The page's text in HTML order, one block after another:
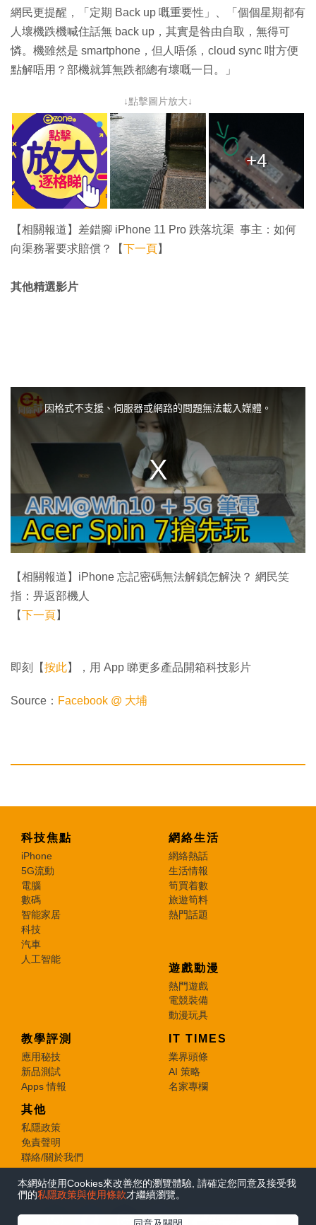
本網站使用Cookies來改善您的瀏覽體驗, 請確定您同意及接受我
們的私隱政策與使用條款才繼續瀏覽。
網民更提醒，「定期 Back up 嘅重要性」、「個個星期都有
人壞機跌機喊住話無 back up，其實是咎由自取，無得可
憐。機雖然是 smartphone，但人唔係，cloud sync 咁方便
點解唔用？部機就算無跌都總有壞嘅一日。」
↓點擊圖片放大↓
+4
【相關報道】差錯腳 iPhone 11 Pro 跌落坑渠 事主：如何
向渠務署要求賠償？【下一頁】
其他精選影片
d
.
因格式不支援、伺服器或網路的問題無法載入媒體。
【相關報道】iPhone 忘記密碼無法解鎖怎解決？ 網民笑
指：畀返部機人
【下一頁】
即刻【按此】，用 App 睇更多產品開箱科技影片
Source： Facebook @ 大埔
科技焦點
iPhone
5G流動
電腦
數碼
智能家居
科技
汽車
人工智能
網絡生活
網絡熱話
生活情報
筍買着數
旅遊筍料
熱門話題
遊戲動漫
熱門遊戲
電競裝備
動漫玩具
教學評測
應用秘技
新品測試
Apps 情報
IT TIMES
業界頭條
AI 策略
名家專欄
其他
私隱政策
免責聲明
聯絡/關於我們
© 2026 e-zone. All Rights Reserved.